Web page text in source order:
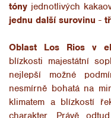
tóny jednotlivých
jednu další surovinu -
Oblast Los Rios v
blízkosti majestátní
nejlepší možné
nesmírně bohatá na
klimatem a blízkostí